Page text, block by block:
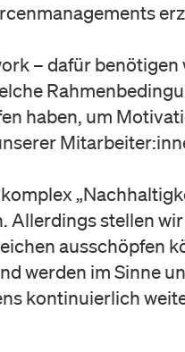
– dafür
haben, um
Allerdings stellen
ausschöpfen
werden im Sinne
kontinuierlich